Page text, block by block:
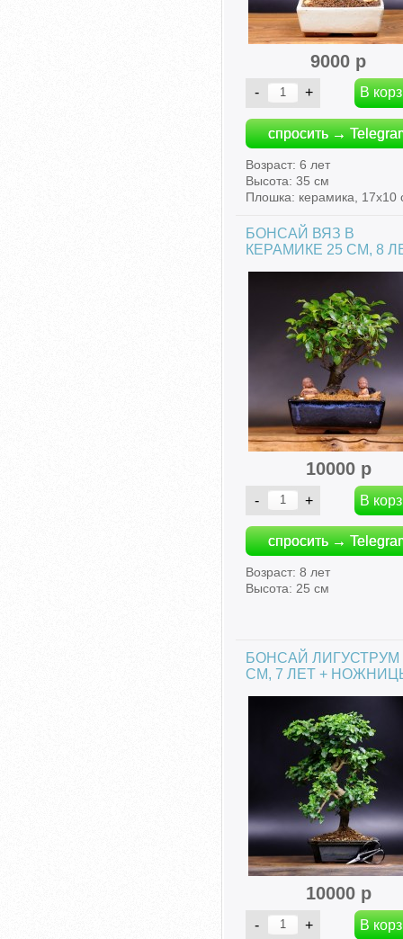
9000 р
спросить →
Возраст: 6 лет
Высота: 35 см
Плошка: керамика, 17х10
БОНСАЙ ВЯЗ В
КЕРАМИКЕ 25 СМ, 8
10000 р
спросить →
Возраст: 8 лет
Высота: 25 см
БОНСАЙ ЛИГУСТРУМ
СМ, 7 ЛЕТ +
10000 р